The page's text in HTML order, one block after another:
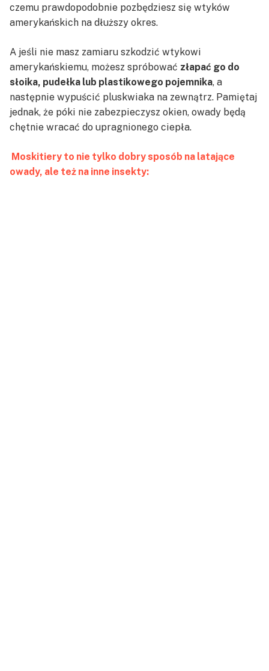
czemu prawdopodobnie pozbędziesz się wtyków
amerykańskich na dłuższy okres.
A jeśli nie masz zamiaru szkodzić wtykowi
amerykańskiemu, możesz spróbować złapać go do
słoika, pudełka lub plastikowego pojemnika, a
następnie wypuścić pluskwiaka na zewnątrz. Pamiętaj
jednak, że póki nie zabezpieczysz okien, owady będą
chętnie wracać do upragnionego ciepła.
Moskitiery to nie tylko dobry sposób na latające
owady, ale też na inne insekty: